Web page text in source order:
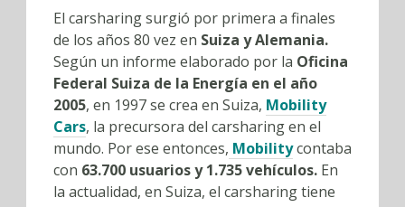
El carsharing surgió por primera a finales
de los años 80 vez en Suiza y Alemania.
Según un informe elaborado por la Oficina
Federal Suiza de la Energía en el año
2005, en 1997 se crea en Suiza, Mobility
Cars, la precursora del carsharing en el
mundo. Por ese entonces, Mobilitycontaba
con 63.700 usuarios y 1.735 vehículos. En
la actualidad, en Suiza, el carsharing tiene